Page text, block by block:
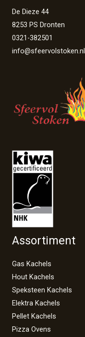
De Dieze 44
8253 PS Dronten
0321-382501
info@sfeervolstoken.nl
Assortiment
Gas Kachels
Hout Kachels
Speksteen Kachels
Elektra Kachels
Pellet Kachels
Pizza Ovens